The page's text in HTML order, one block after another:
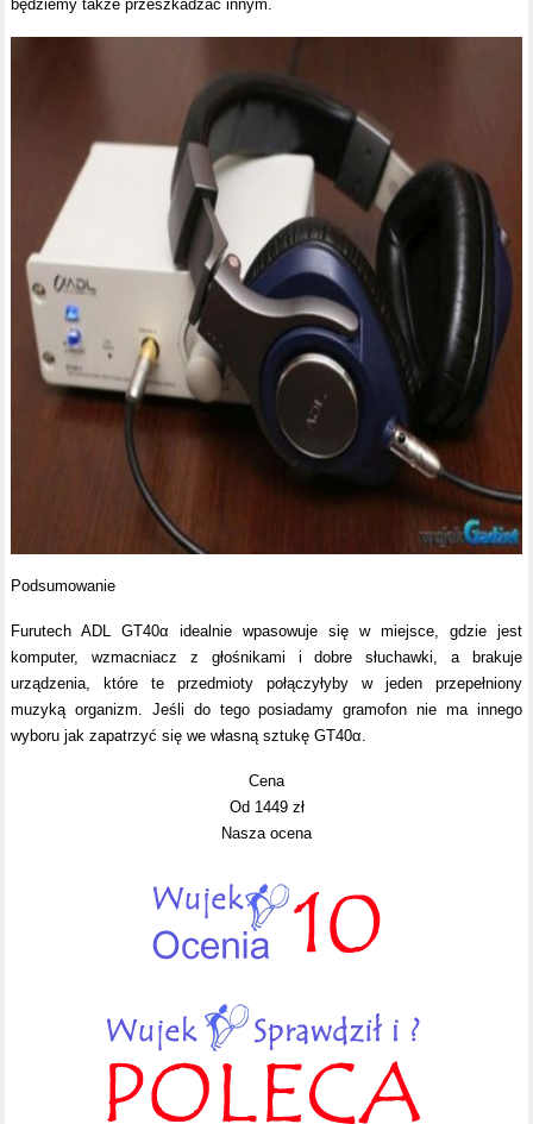
będziemy także przeszkadzać innym.
Podsumowanie
Furutech ADL GT40α idealnie wpasowuje się w miejsce, gdzie jest
komputer, wzmacniacz z głośnikami i dobre słuchawki, a brakuje
urządzenia, które te przedmioty połączyłyby w jeden przepełniony
muzyką organizm. Jeśli do tego posiadamy gramofon nie ma innego
wyboru jak zapatrzyć się we własną sztukę GT40α.
Cena
Od 1449 zł
Nasza ocena